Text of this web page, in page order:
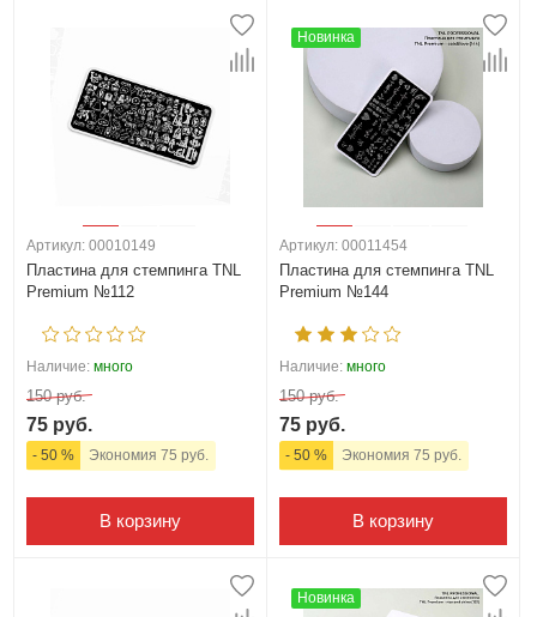
Артикул: 00010149
Пластина для стемпинга TNL
Premium №112
Наличие: много
150 руб.
75 руб.
- 50 % Экономия 75 руб.
В корзину
Новинка
Артикул: 00011454
Пластина для стемпинга TNL
Premium №144
Наличие: много
150 руб.
75 руб.
- 50 % Экономия 75 руб.
В корзину
Новинка